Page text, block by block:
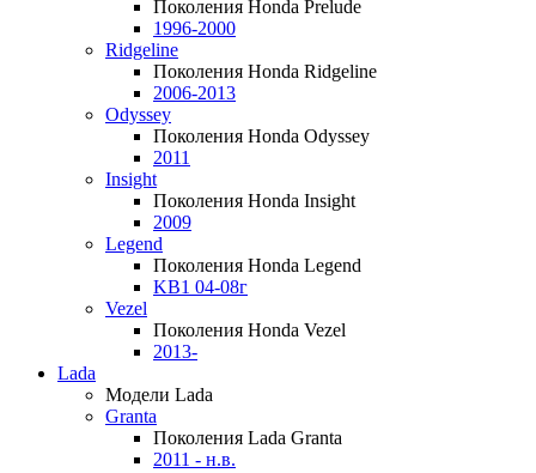
Поколения Honda Prelude
1996-2000
Ridgeline
Поколения Honda Ridgeline
2006-2013
Odyssey
Поколения Honda Odyssey
2011
Insight
Поколения Honda Insight
2009
Legend
Поколения Honda Legend
KB1 04-08г
Vezel
Поколения Honda Vezel
2013-
Lada
Модели Lada
Granta
Поколения Lada Granta
2011 - н.в.